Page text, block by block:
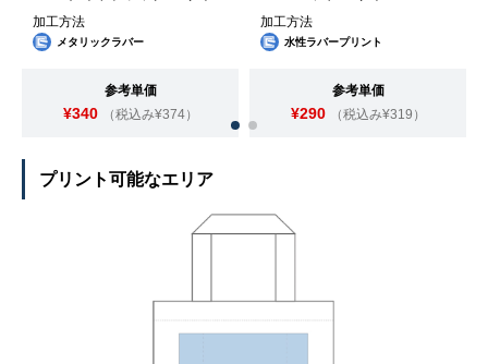
加工方法
メタリックラバー
参考単価
¥340 （税込み¥374）
加工方法
水性ラバープリント
参考単価
¥290 （税込み¥319）
プリント可能なエリア